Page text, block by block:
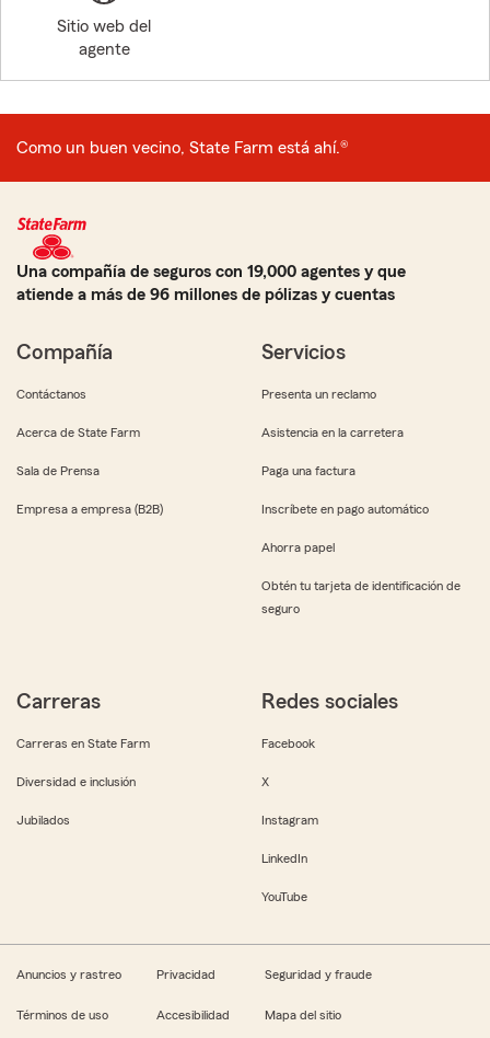
Sitio web del
agente
Como un buen vecino, State Farm está ahí.®
Una compañía de seguros con 19,000 agentes y que
atiende a más de 96 millones de pólizas y cuentas
Compañía
Contáctanos
Acerca de State Farm
Sala de Prensa
Empresa a empresa (B2B)
Servicios
Presenta un reclamo
Asistencia en la carretera
Paga una factura
Inscríbete en pago automático
Ahorra papel
Obtén tu tarjeta de identificación de
seguro
Carreras
Carreras en State Farm
Diversidad e inclusión
Jubilados
Redes sociales
Facebook
X
Instagram
LinkedIn
YouTube
Anuncios y rastreo Privacidad Seguridad y fraude
Términos de uso Accesibilidad Mapa del sitio